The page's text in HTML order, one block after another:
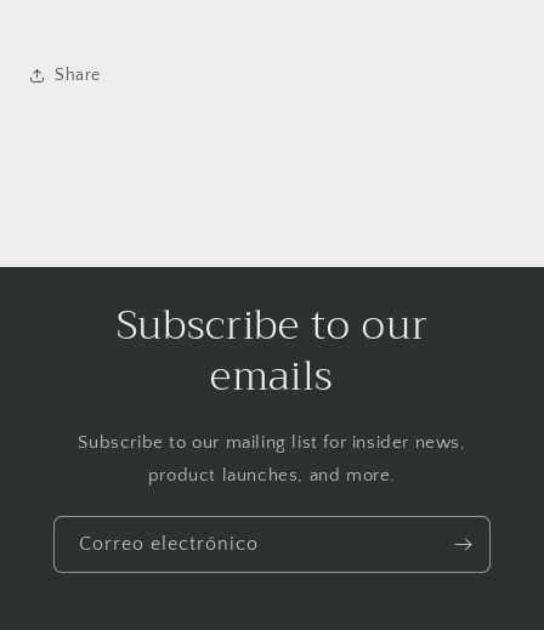
Share
Subscribe to our
emails
Subscribe to our mailing list for insider news,
product launches, and more.
Correo electrónico